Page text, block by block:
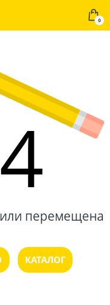
0
перемещена
КАТАЛОГ